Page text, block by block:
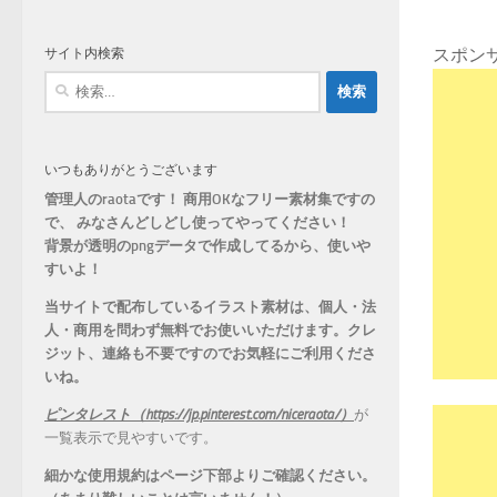
スポン
ー
サイト内検索
いつもありがとうございます
管理人のraotaです！ 商用OKなフリー素材集ですの
で、 みなさんどしどし使ってやってください！
背景が透明のpngデータで作成してるから、 使いや
すいよ！
当サイトで配布しているイラスト素材は、個人・法
人・商用を問わず無料でお使いいただけます。 クレ
ジット、連絡も不要ですのでお気軽にご利用くださ
いね。
ピンタレスト（https://jp.pinterest.com/niceraota/） が
一覧表示で見やすいです。
細かな使用規約はページ下部よりご確認ください。